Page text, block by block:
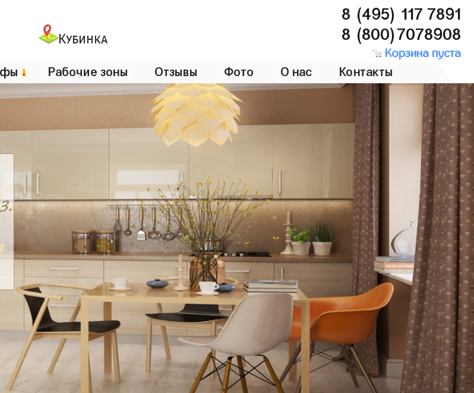
Кубинка
8 (495) 117 7891
8 (800)7078908
Корзина пуста
↓ Рабочие зоны Отзывы Фото О нас Контакты